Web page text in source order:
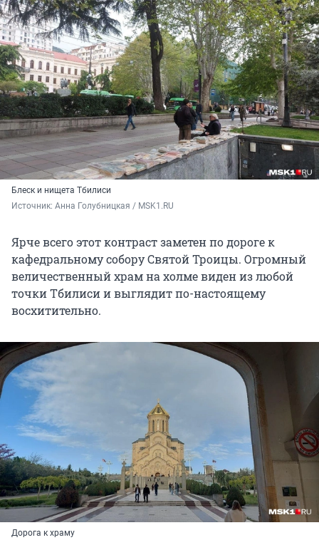
Блеск и нищета Тбилиси
Источник: Анна Голубницкая / MSK1.RU
Ярче всего этот контраст заметен по дороге к
кафедральному собору Святой Троицы. Огромный
величественный храм на холме виден из любой
точки Тбилиси и выглядит по-настоящему
восхитительно.
Дорога к храму